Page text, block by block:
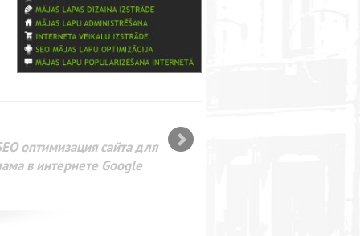
оптимизация сайта для
в интернете Google